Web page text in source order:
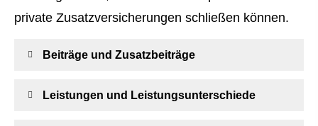
private Zusatzversicherungen schließen können.
Beiträge und Zusatzbeiträge
Leistungen und Leistungsunterschiede